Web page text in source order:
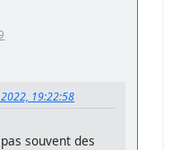
19:22:58
souvent des